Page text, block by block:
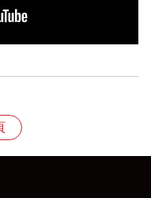
到產品後享有七天的
故產品經拆封恕不接
產品、吊牌未剪、附